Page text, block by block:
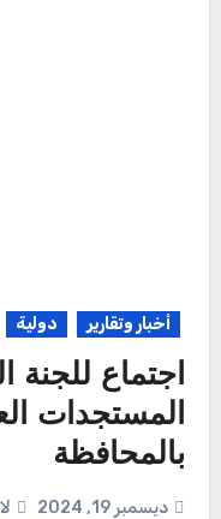
أخبار وتقارير دولية
اجتماع للجنة
المستجدات
بالمحافظة
ديسمبر 19, 2024